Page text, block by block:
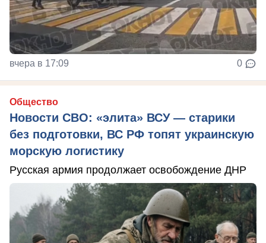
вчера в 17:09 0
Общество
Новости СВО: «элита» ВСУ — старики
без подготовки, ВС РФ топят украинскую
морскую логистику
Русская армия продолжает освобождение ДНР